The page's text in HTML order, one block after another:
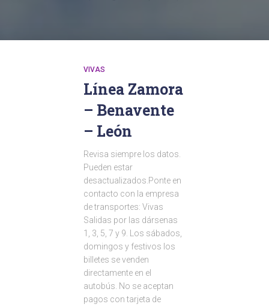
VIVAS
Línea Zamora
– Benavente
– León
Revisa siempre los datos.
Pueden estar
desactualizados.Ponte en
contacto con la empresa
de transportes: Vivas
Salidas por las dársenas
1, 3, 5, 7 y 9. Los sábados,
domingos y festivos los
billetes se venden
directamente en el
autobús. No se aceptan
pagos con tarjeta de